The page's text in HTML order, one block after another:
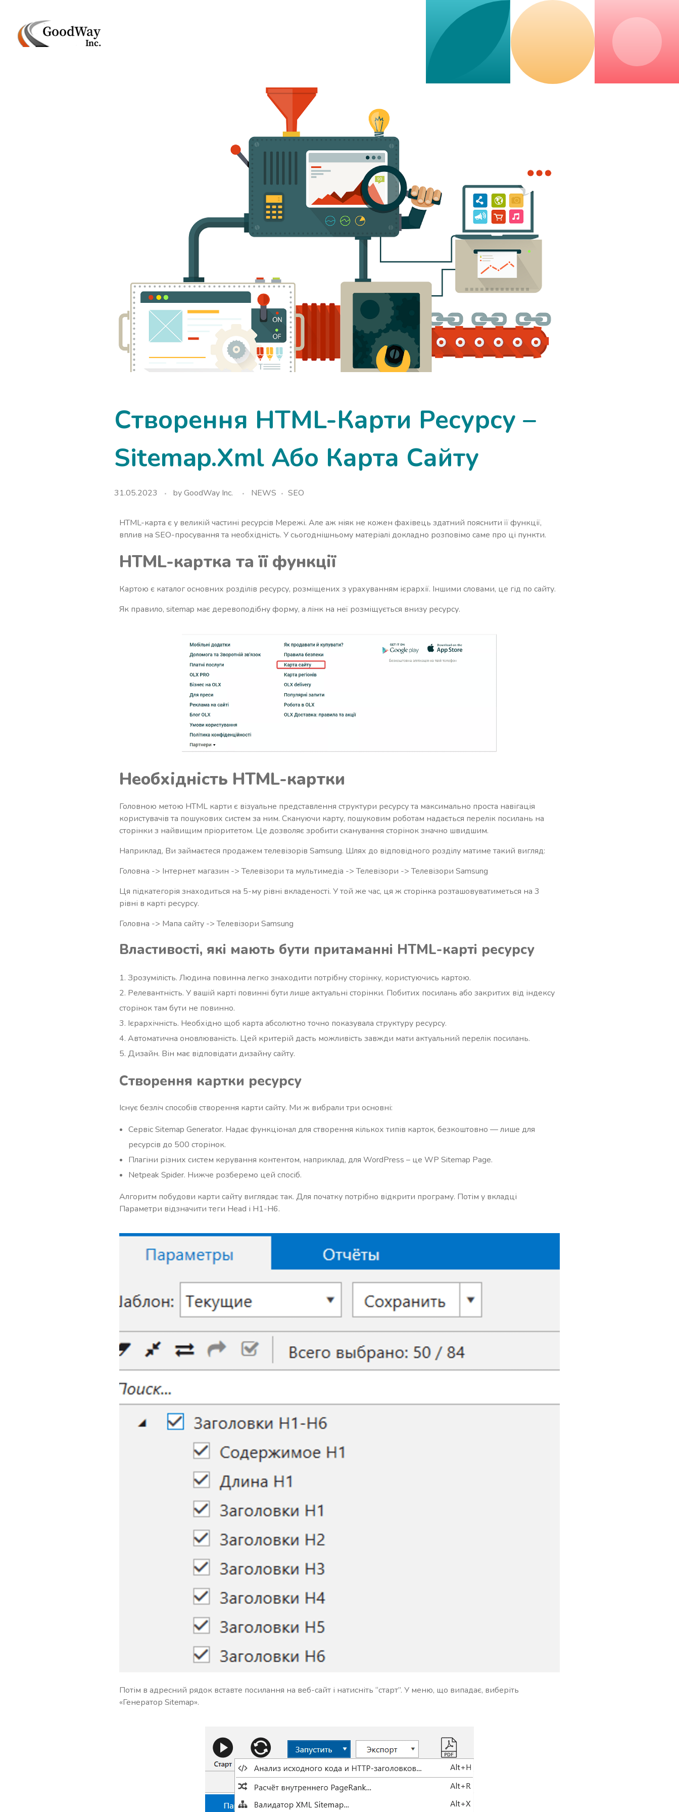
Створення HTML-Карти Ресурсу –
Sitemap.xml Або Карта Сайту
31.05.2023 byGoodWay Inc. NEWS SEO
HTML-карта є у великій частині ресурсів Мережі. Але аж ніяк не кожен фахівець здатний пояснити її функції,
вплив на SEO-просування та необхідність. У сьогоднішньому матеріалі докладно розповімо саме про ці пункти.
HTML-картка та її функції
Картою є каталог основних розділів ресурсу, розміщених з урахуванням ієрархії. Іншими словами, це гід по сайту.
Як правило, sitemap має деревоподібну форму, а лінк на неї розміщується внизу ресурсу.
Необхідність HTML-картки
Головною метою HTML карти є візуальне представлення структури ресурсу та максимально проста навігація
користувачів та пошукових систем за ним. Скануючи карту, пошуковим роботам надається перелік посилань на
сторінки з найвищим пріоритетом. Це дозволяє зробити сканування сторінок значно швидшим.
Наприклад, Ви займаєтеся продажем телевізорів Samsung. Шлях до відповідного розділу матиме такий вигляд:
Головна -> Інтернет магазин -> Телевізори та мультимедіа -> Телевізори -> Телевізори Samsung
Ця підкатегорія знаходиться на 5-му рівні вкладеності. У той же час, ця ж сторінка розташовуватиметься на 3
рівні в карті ресурсу.
Головна -> Мапа сайту -> Телевізори Samsung
Властивості, які мають бути притаманні HTML-карті ресурсу
Зрозумілість. Людина повинна легко знаходити потрібну сторінку, користуючись картою.
Релевантність. У вашій карті повинні бути лише актуальні сторінки. Побитих посилань або закритих від індексу
сторінок там бути не повинно.
Ієрархічність. Необхідно щоб карта абсолютно точно показувала структуру ресурсу.
Автоматична оновлюваність. Цей критерій дасть можливість завжди мати актуальний перелік посилань.
Дизайн. Він має відповідати дизайну сайту.
Створення картки ресурсу
Існує безліч способів створення карти сайту. Ми ж вибрали три основні:
Сервіс Sitemap Generator. Надає функціонал для створення кількох типів карток, безкоштовно — лише для
ресурсів до 500 сторінок.
Плагіни різних систем керування контентом, наприклад, для WordPress – це WP Sitemap Page.
Netpeak Spider. Нижче розберемо цей спосіб.
Алгоритм побудови карти сайту виглядає так. Для початку потрібно відкрити програму. Потім у вкладці
Параметри відзначити теги Head і H1-H6.
Потім в адресний рядок вставте посилання на веб-сайт і натисніть “старт”. У меню, що випадає, виберіть
«Генератор Sitemap».